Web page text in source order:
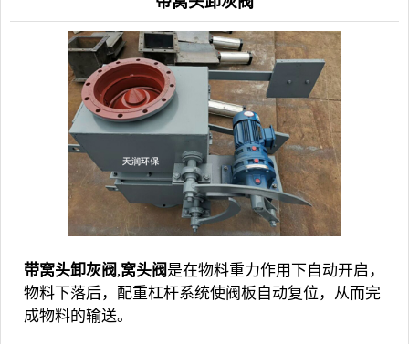
带窝头卸灰阀,窝头阀是在物料重力作用下自动开启，
物料下落后，配重杠杆系统使阀板自动复位，从而完
成物料的输送。